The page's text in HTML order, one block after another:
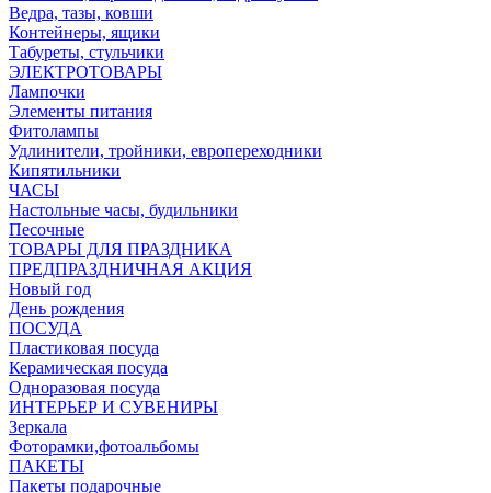
Ведра, тазы, ковши
Контейнеры, ящики
Табуреты, стульчики
ЭЛЕКТРОТОВАРЫ
Лампочки
Элементы питания
Фитолампы
Удлинители, тройники, европереходники
Кипятильники
ЧАСЫ
Настольные часы, будильники
Песочные
ТОВАРЫ ДЛЯ ПРАЗДНИКА
ПРЕДПРАЗДНИЧНАЯ АКЦИЯ
Новый год
День рождения
ПОСУДА
Пластиковая посуда
Керамическая посуда
Одноразовая посуда
ИНТЕРЬЕР И СУВЕНИРЫ
Зеркала
Фоторамки,фотоальбомы
ПАКЕТЫ
Пакеты подарочные